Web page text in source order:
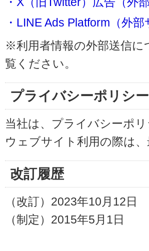
・LINE Ads Platform（外
※利用者情報の外部送信に
覧ください。
プライバシーポリシ
当社は、プライバシーポ
ウェブサイト利用の際は
改訂履歴
（改訂）2023年10月12日
（制定）2015年5月1日